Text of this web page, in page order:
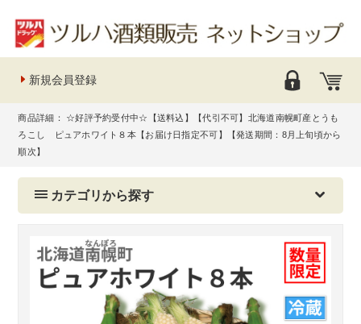
新規会員登録
商品詳細： ☆好評予約受付中☆【送料込】【代引不可】北海道南幌町産とうも
ろこし ピュアホワイト８本【お届け日指定不可】【発送期間：8月上旬頃から
順次】
カテゴリから探す